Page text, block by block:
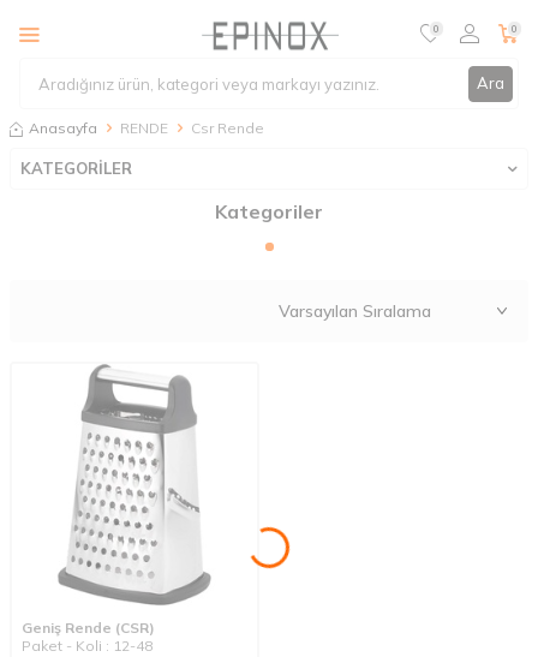
Ara
0 0
Anasayfa RENDE Csr Rende
KATEGORİLER
Kategoriler
Geniş Rende (CSR)
Paket - Koli : 12-48